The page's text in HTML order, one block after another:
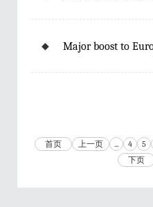
◆
Major boost to
首页 上一页 ... 4 5
下页